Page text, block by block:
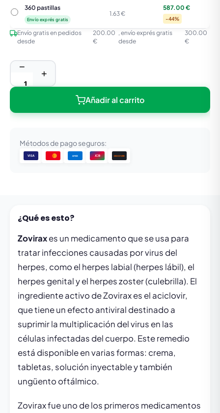
360 pastillas
360 pastillas
Envío exprés gratis
1.63 €
587.00 €
-44%
Envío gratis en pedidos
desde
200.00
€
, envío exprés gratis
desde
300.00
€
−
+
Añadir al carrito
Métodos de pago seguros:
VISA AMEX JCB DISCOVER
¿Qué es esto?
Zoviraxes un medicamento que se usa para
tratar infecciones causadas por virus del
herpes, como el herpes labial (herpes lábil), el
herpes genital y el herpes zoster (culebrilla). El
ingrediente activo de Zovirax es el aciclovir,
que tiene un efecto antiviral destinado a
suprimir la multiplicación del virus en las
células infectadas del cuerpo. Este remedio
está disponible en varias formas: crema,
tabletas, solución inyectable y también
ungüento oftálmico.
Zovirax fue uno de los primeros medicamentos